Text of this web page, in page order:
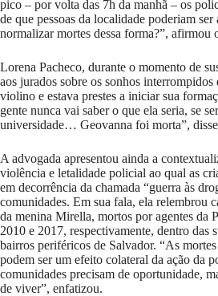
pico – por volta das 7h da manhã – os
de que pessoas da localidade poderiam
normalizar mortes dessa forma?”, afirmou
Lorena Pacheco, durante o momento de
aos jurados sobre os sonhos
violino e estava prestes a iniciar sua
gente nunca vai saber o que ela seria, se
universidade… Geovanna foi morta”,
A advogada apresentou ainda a
violência e letalidade policial ao qual as
em decorrência da chamada “guerra às
comunidades. Em sua fala, ela relembrou
da menina Mirella, mortos por agentes da
2010 e 2017, respectivamente, dentro das
bairros periféricos de Salvador. “As mortes
podem ser um efeito colateral da ação da
comunidades precisam de oportunidade,
de viver”, enfatizou.